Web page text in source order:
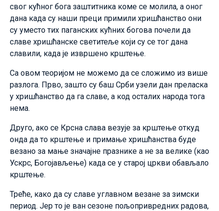
свог кућног бога заштитника коме се молила, а оног
дана када су наши преци примили хришћанство они
су уместо тих паганских кућних богова почели да
славе хришћанске светитеље који су се тог дана
славили, када је извршено крштење.
Са овом теоријом не можемо да се сложимо из више
разлога. Прво, зашто су баш Срби узели дан преласка
у хришћанство да га славе, а код осталих народа тога
нема.
Друго, ако се Крсна слава везује за крштење откуд
онда да то крштење и примање хришћанства буде
везано за мање значајне празнике а не за велике (као
Ускрс, Богојављење) када се у старој цркви обављало
крштење.
Треће, како да су славе углавном везане за зимски
период. Јер то је ван сезоне пољопривредних радова,